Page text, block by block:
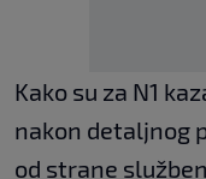
Kako su za N1
nakon detaljnog
od strane